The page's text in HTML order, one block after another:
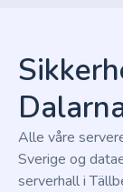
Alle våre
Sverige og
serverhall i